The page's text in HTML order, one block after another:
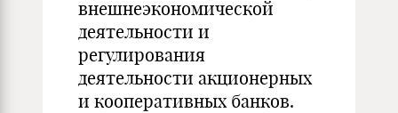
внешнеэкономической
деятельности и
регулирования
деятельности акционерных
и кооперативных банков.